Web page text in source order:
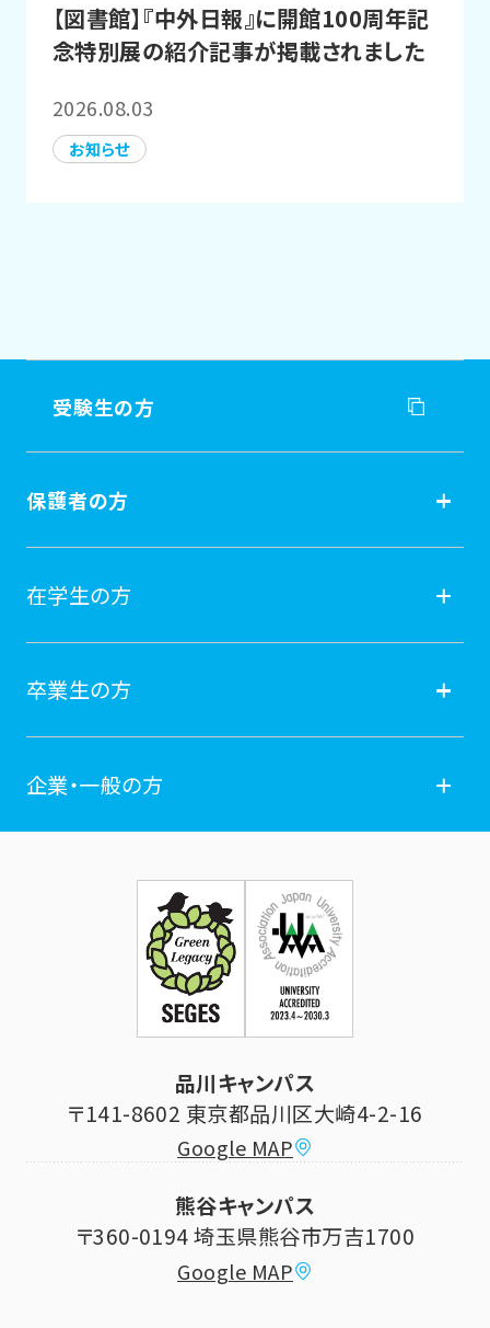
【図書館】『中外日報』に開館100周年記
念特別展の紹介記事が掲載されました
2026.08.03
お知らせ
受験生の方
受験生の方
オープンキャンパス
保護者の方
保護者の方
学費納付金・奨学金
証明書発行手続き
在学生の方
在学生の方
学年暦
証明書発行・各種手続き
シラバス (講義案内)
学費納付金・奨学金
大学祭
卒業生の方
卒業生の方
住所等登録内容の変更
企業・一般の方
科目等履修生制度のご案内
研究推進・社会貢献センター
品川キャンパス
〒141-8602 東京都品川区大崎4-2-16
Google MAP
熊谷キャンパス
〒360-0194 埼玉県熊谷市万吉1700
Google MAP